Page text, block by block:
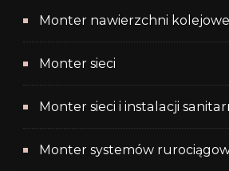
Monter nawierzchni
Monter sieci
Monter sieci i instalacji
Monter systemów